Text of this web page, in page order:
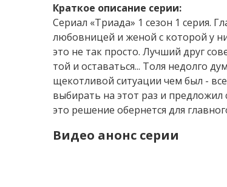
Краткое описание серии:
Сериал «Триада» 1 сезон 1 серия.
любовницей и женой с которой у
это не так просто. Лучший друг
той и оставаться... Толя недолго
щекотливой ситуации чем был -
выбирать на этот раз и
это решение обернется для
Видео анонс серии